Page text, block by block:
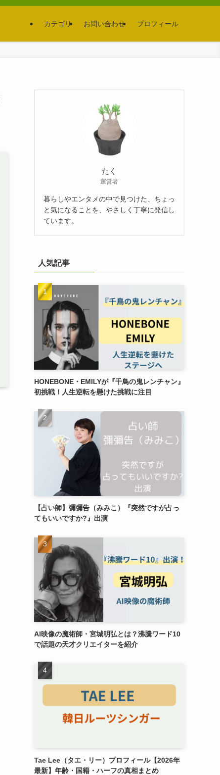
カテゴリ お問い合わせ プロフィール
たく
運営者
暮らしやエンタメの中で見つけた、ちょっ
と気になることを、やさしく丁寧に発信し
ています。
人気記事
HONEBONE・EMILYが『千鳥の鬼レンチャン』
初挑戦！人生逆転を懸けた挑戦に注目
【占い師】彌彌告（みみこ）『突然ですが占っ
てもいいですか?』出演
AI映像の魔術師・宮城明弘とは？沸騰ワード10
で話題の天才クリエイターを紹介
Tae Lee（タエ・リー）プロフィール【2026年
最新】年齢・国籍・ハーフの真相まとめ